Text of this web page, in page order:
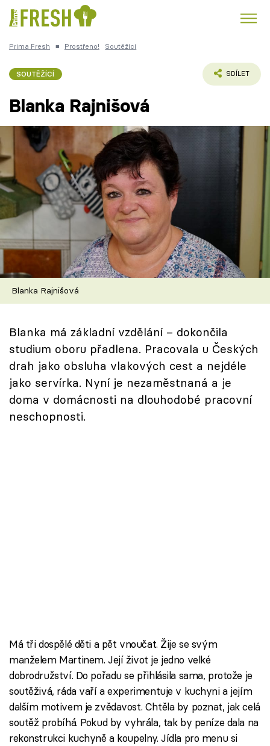
Česká kuchyně
Témata
Recepty
Články
TV Program
Škola vaření
Speciál: Cuketa
Těhotnej kuchař
Sledujte prima+
Prima Fresh ■ Prostřeno! Soutěžící
SOUTĚŽÍCÍ SDÍLET
Blanka Rajnišová
Blanka Rajnišová
Blanka má základní vzdělání – dokončila
studium oboru přadlena. Pracovala u Českých
drah jako obsluha vlakových cest a nejdéle
jako servírka. Nyní je nezaměstnaná a je
doma v domácnosti na dlouhodobé pracovní
neschopnosti.
Má tři dospělé děti a pět vnoučat. Žije se svým
manželem Martinem. Její život je jedno velké
dobrodružství. Do pořadu se přihlásila sama, protože je
soutěživá, ráda vaří a experimentuje v kuchyni a jejím
dalším motivem je zvědavost. Chtěla by poznat, jak celá
soutěž probíhá. Pokud by vyhrála, tak by peníze dala na
rekonstrukci kuchyně a koupelny. Jídla pro menu si